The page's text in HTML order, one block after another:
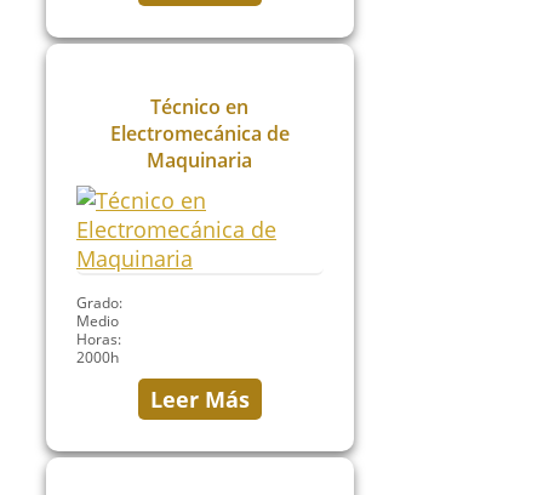
Técnico en
Electromecánica de
Maquinaria
Grado:
Medio
Horas:
2000h
Leer Más